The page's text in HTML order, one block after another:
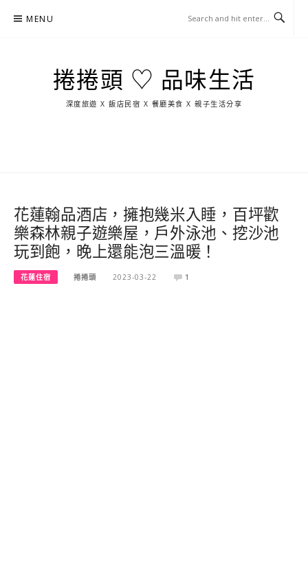
MENU
捲捲頭 ♡ 品味生活
深度旅遊 X 飯店民宿 X 餐廳美食 X 親子生活分享
花蓮翰品酒店，擁抱幾米入睡，百坪歡
樂森林親子遊樂屋，戶外泳池、挖沙池
玩到飽，晚上還能泡三溫暖！
花蓮住宿 捲捲頭 2023-03-22 1